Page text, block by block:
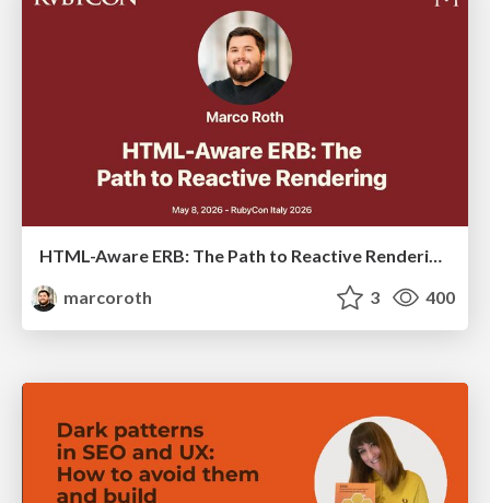
marcoroth
3 400